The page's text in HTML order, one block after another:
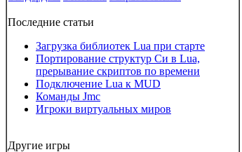
Последние статьи
Загрузка библиотек Lua при старте
Портирование структур Си в Lua,
прерывание скриптов по времени
Подключение Lua к MUD
Команды Jmc
Игроки виртуальных миров
Другие игры